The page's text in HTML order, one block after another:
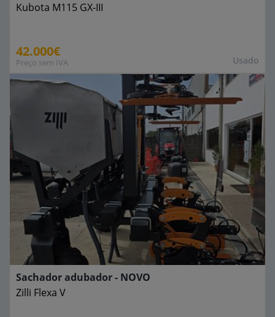
Usado
Kubota M115 GX-III
42.000€
Preço sem IVA
Sachador adubador - NOVO
Zilli Flexa V